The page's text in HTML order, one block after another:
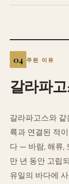
주된 이유
갈라파
갈라파고스와 같
륙과 연결된 적
다 — 바람, 해류,
만 년 동안 고립
유일의 바다에